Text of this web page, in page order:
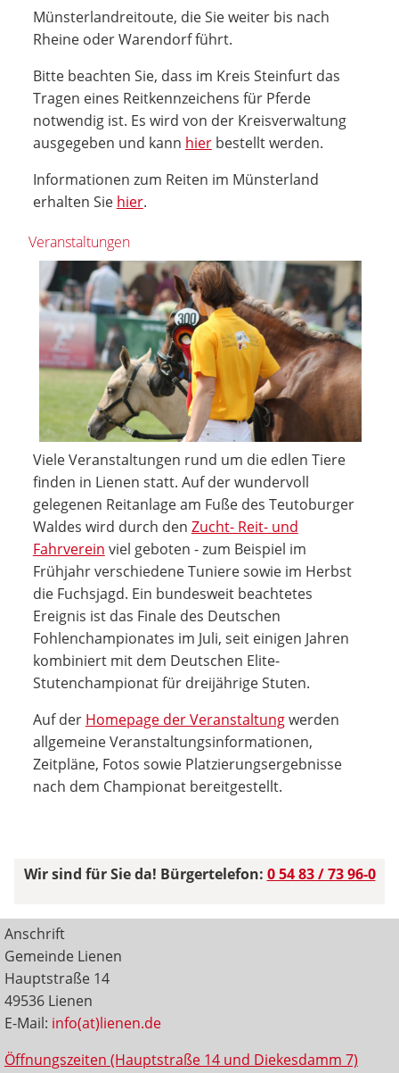
Münsterlandreitoute, die Sie weiter bis nach
Rheine oder Warendorf führt.
Bitte beachten Sie, dass im Kreis Steinfurt das
Tragen eines Reitkennzeichens für Pferde
notwendig ist. Es wird von der Kreisverwaltung
ausgegeben und kann hierbestellt werden.
Informationen zum Reiten im Münsterland
erhalten Sie hier.
Veranstaltungen
Viele Veranstaltungen rund um die edlen Tiere
finden in Lienen statt. Auf der wundervoll
gelegenen Reitanlage am Fuße des Teutoburger
Waldes wird durch den Zucht- Reit- und
Fahrverein viel geboten - zum Beispiel im
Frühjahr verschiedene Tuniere sowie im Herbst
die Fuchsjagd. Ein bundesweit beachtetes
Ereignis ist das Finale des Deutschen
Fohlenchampionates im Juli, seit einigen Jahren
kombiniert mit dem Deutschen Elite-
Stutenchampionat für dreijährige Stuten.
Auf der Homepage der Veranstaltungwerden
allgemeine Veranstaltungsinformationen,
Zeitpläne, Fotos sowie Platzierungsergebnisse
nach dem Championat bereitgestellt.
Wir sind für Sie da! Bürgertelefon: 0 54 83 / 73 96-0
Anschrift
Gemeinde Lienen
Hauptstraße 14
49536 Lienen
E-Mail: info(at)lienen.de
Öffnungszeiten (Hauptstraße 14 und Diekesdamm 7)